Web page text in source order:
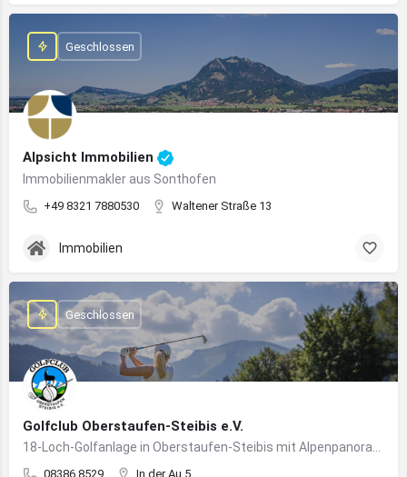
Alpsicht Immobilien
Immobilienmakler aus Sonthofen
+49 8321 7880530 Waltener Straße 13
Geschlossen
Immobilien
Golfclub Oberstaufen-Steibis e.V.
08386 8529 In der Au 5
Geschlossen